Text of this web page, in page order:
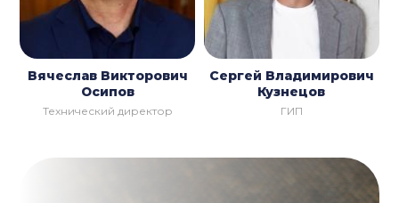
Вячеслав Викторович
Осипов
Технический директор
Сергей Владимирович
Кузнецов
ГИП